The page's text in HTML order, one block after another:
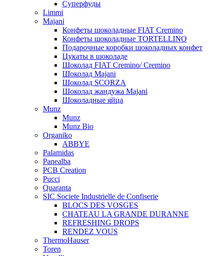
Суперфуды
Limmi
Majani
Конфеты шоколадные FIAT Cremino
Конфеты шоколадные TORTELLINO
Подарочные коробки шоколадных конфет
Цукаты в шоколаде
Шоколад FIAT Cremino/ Cremino
Шоколад Majani
Шоколад SCORZA
Шоколад жандужа Majani
Шоколадные яйца
Munz
Munz
Munz Bio
Organiko
ABBYE
Palamidas
Panealba
PCB Creation
Pucci
Quaranta
SIC Societe Industrielle de Confiserie
BLOCS DES VOSGES
CHATEAU LA GRANDE DURANNE
REFRESHING DROPS
RENDEZ VOUS
ThermoHauser
Toren